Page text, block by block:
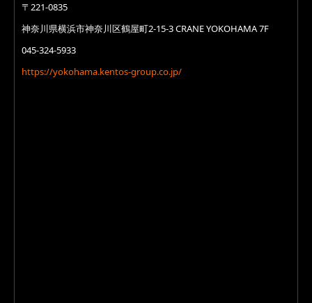
〒221-0835
神奈川県横浜市神奈川区鶴屋町2-15-3 CRANE YOKOHAMA 7F
045-324-5933
https://yokohama.kentos-group.co.jp/